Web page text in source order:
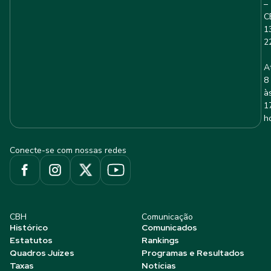
–
8
Conecte-se com nossas redes
CBH
Histórico
Estatutos
Quadros Juízes
Taxas
Comunicação
Comunicados
Rankings
Programas e Resultados
Notícias